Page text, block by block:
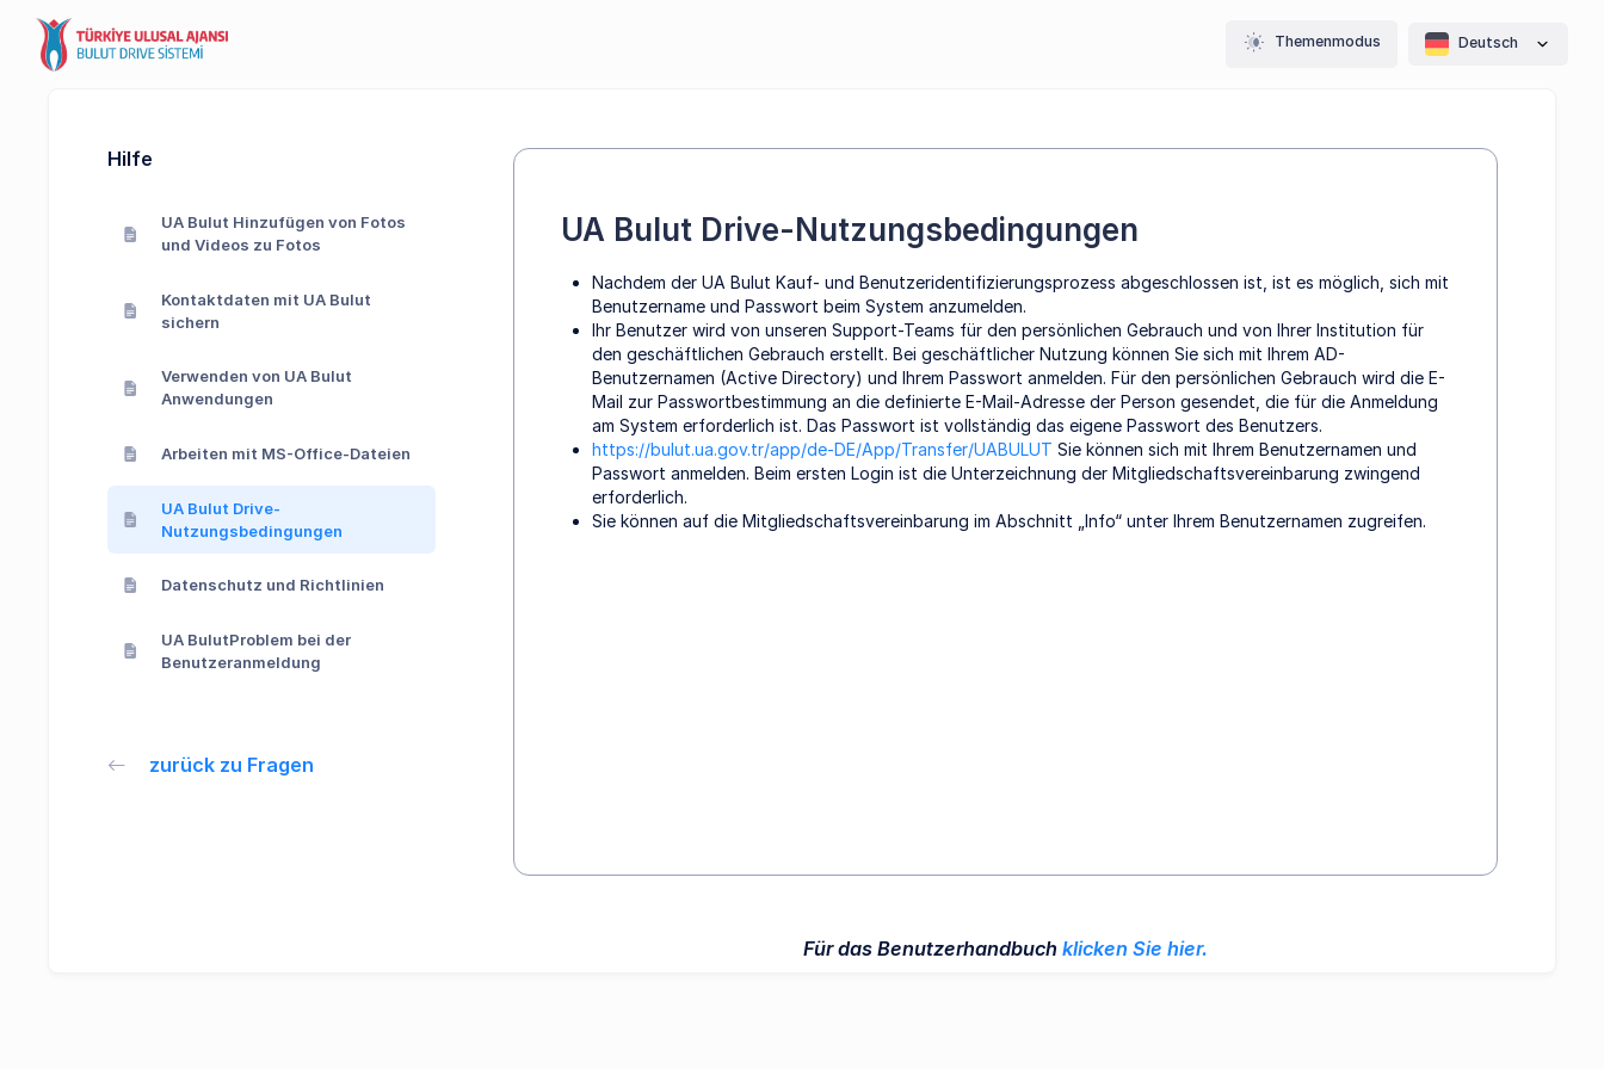
Themenmodus Deutsch
Hilfe
UA Bulut Hinzufügen von Fotos
und Videos zu Fotos
Kontaktdaten mit UA Bulut
sichern
Verwenden von UA Bulut
Anwendungen
Arbeiten mit MS-Office-Dateien
UA Bulut Drive-
Nutzungsbedingungen
Datenschutz und Richtlinien
UA BulutProblem bei der
Benutzeranmeldung
zurück zu Fragen
UA Bulut Drive-Nutzungsbedingungen
Nachdem der UA Bulut Kauf- und Benutzeridentifizierungsprozess abgeschlossen ist, ist es möglich, sich mit
Benutzername und Passwort beim System anzumelden.
Ihr Benutzer wird von unseren Support-Teams für den persönlichen Gebrauch und von Ihrer Institution für
den geschäftlichen Gebrauch erstellt. Bei geschäftlicher Nutzung können Sie sich mit Ihrem AD-
Benutzernamen (Active Directory) und Ihrem Passwort anmelden. Für den persönlichen Gebrauch wird die E-
Mail zur Passwortbestimmung an die definierte E-Mail-Adresse der Person gesendet, die für die Anmeldung
am System erforderlich ist. Das Passwort ist vollständig das eigene Passwort des Benutzers.
https://bulut.ua.gov.tr/app/de-DE/App/Transfer/UABULUT Sie können sich mit Ihrem Benutzernamen und
Passwort anmelden. Beim ersten Login ist die Unterzeichnung der Mitgliedschaftsvereinbarung zwingend
erforderlich.
Sie können auf die Mitgliedschaftsvereinbarung im Abschnitt „Info“ unter Ihrem Benutzernamen zugreifen.
Für das Benutzerhandbuch klicken Sie hier.